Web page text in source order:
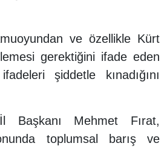
ve özellikle Kürt
gerektiğini ifade eden
şiddetle kınadığını
Başkanı Mehmet Fırat,
toplumsal barış ve